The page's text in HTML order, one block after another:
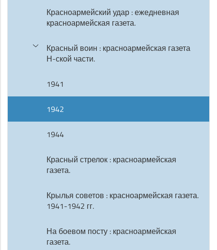
Красноармейский удар : ежедневная
красноармейская газета.
Красный воин : красноармейская газета
Н-ской части.
1941
1942
1944
Красный стрелок : красноармейская
газета.
Крылья советов : красноармейская газета.
1941-1942 гг.
На боевом посту : красноармейская
газета.